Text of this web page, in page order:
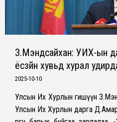
З.Мэндсайхан: УИХ-ын
ёсзүйн хувьд хурал
2025-10-10
Улсын Их Хурлын гишүүн
Улсын Их Хурлын дарга